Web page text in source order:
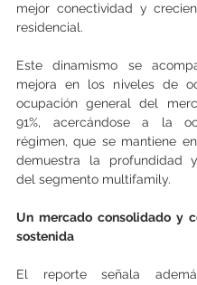
mejor conectividad y
residencial.
Este dinamismo se
mejora en los niveles de
ocupación general del
91%, acercándose a la
régimen, que se mantiene
demuestra la profundidad
del segmento multifamily.
Un mercado consolidado y
sostenida
El reporte señala